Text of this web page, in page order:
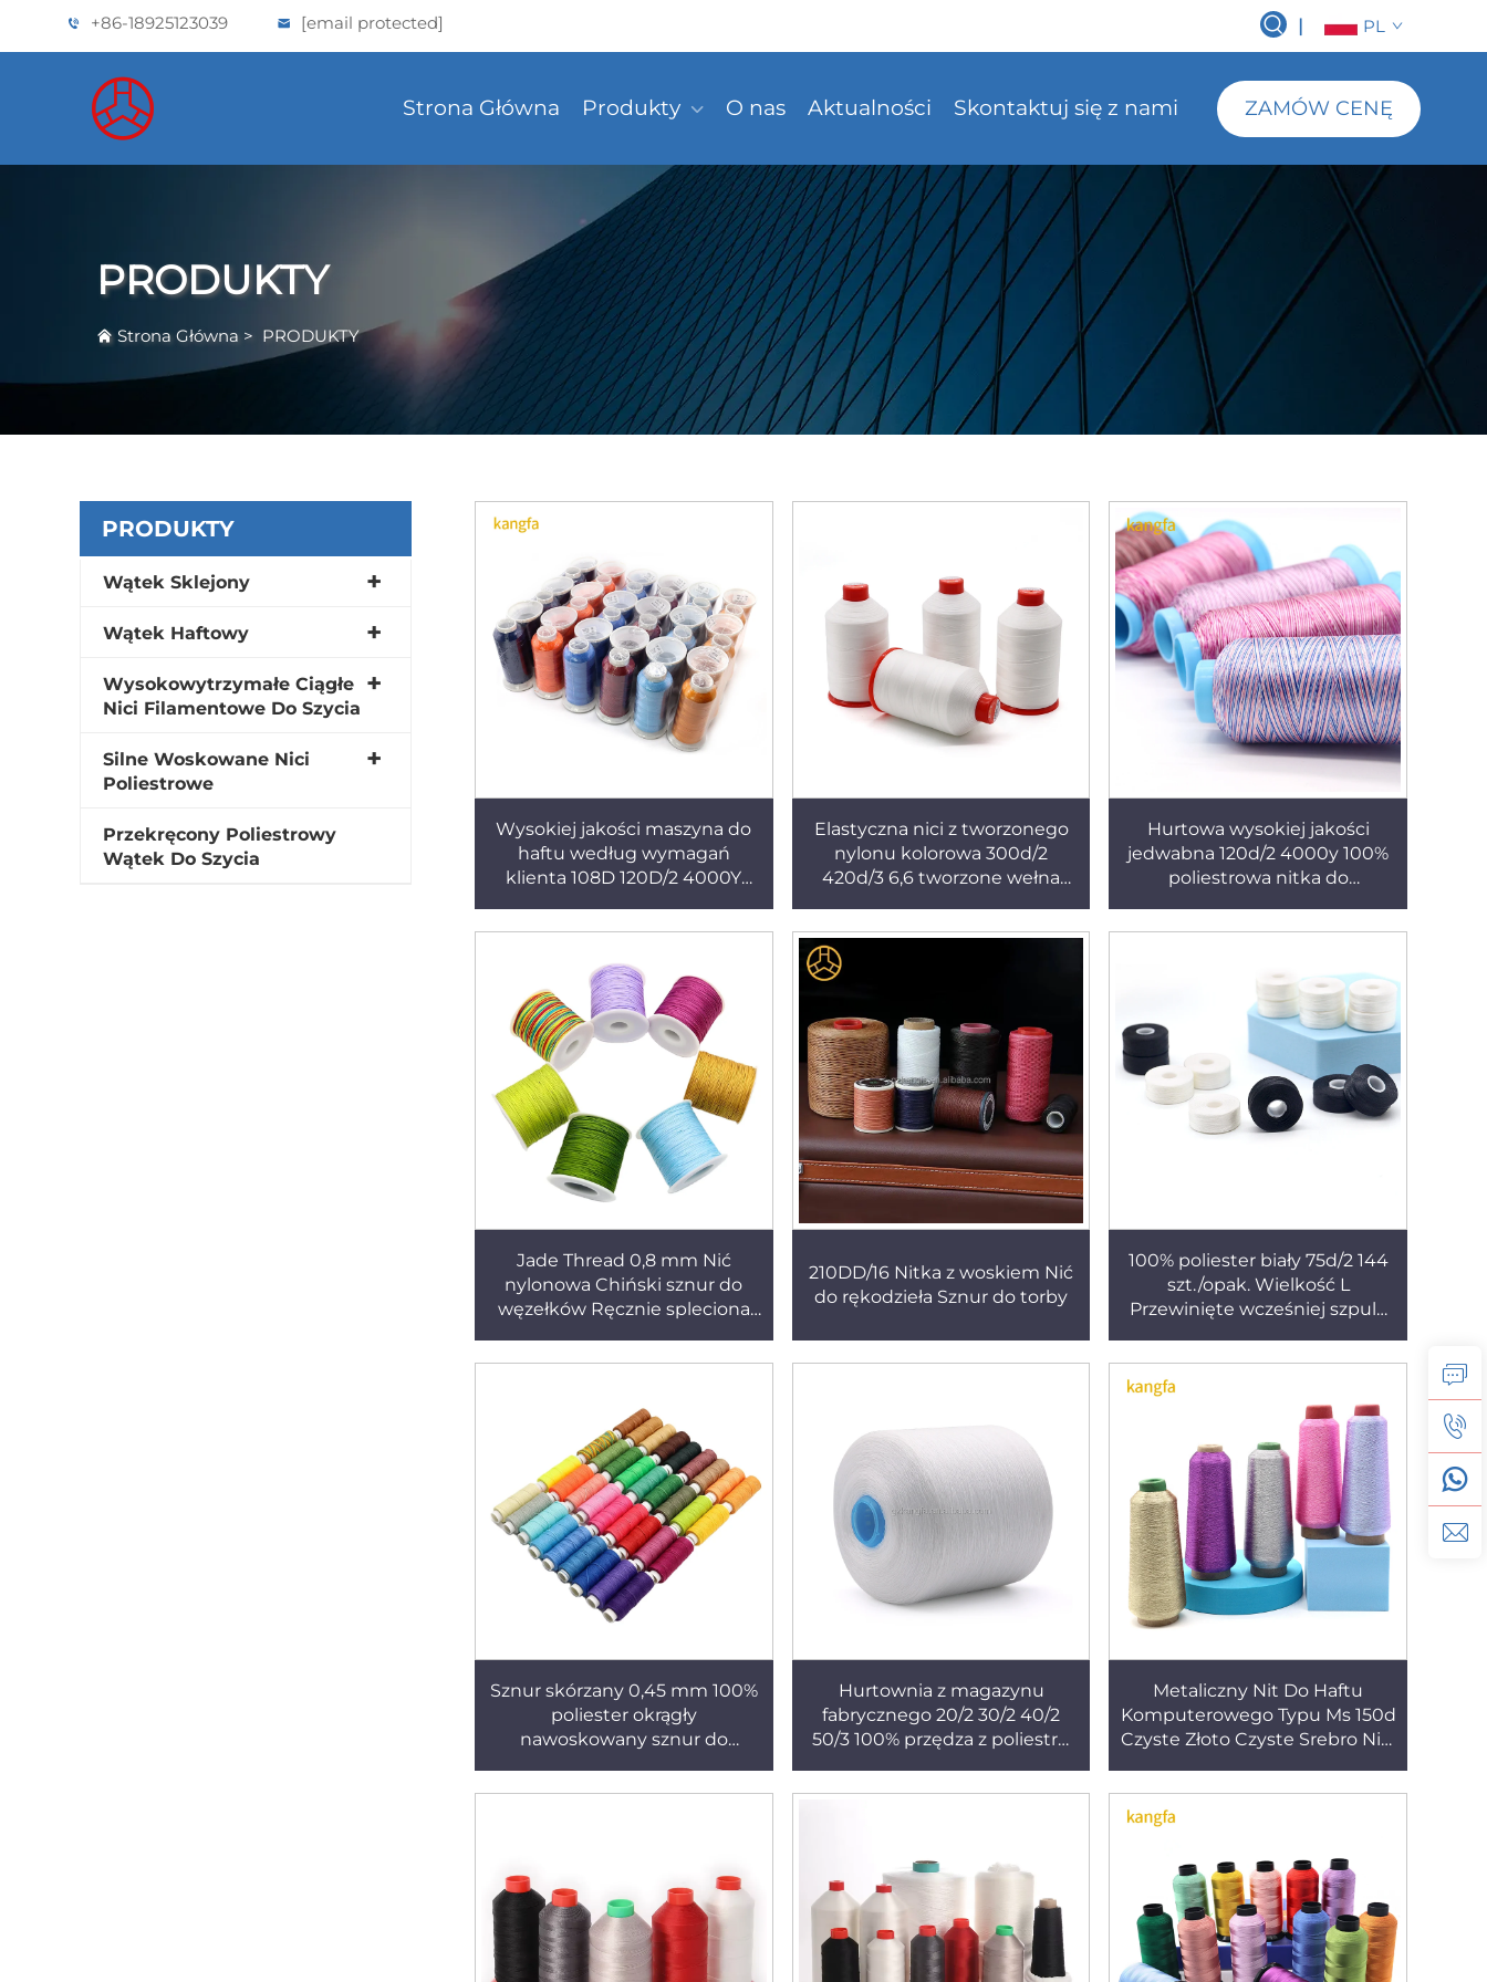
+86-18925123039 [email protected] | PL
Strona Główna Produkty O nas Aktualności Skontaktuj się z nami ZAMÓW CENĘ
PRODUKTY
Strona Główna > PRODUKTY
PRODUKTY
Wątek Sklejony
Wątek Haftowy
Wysokowytrzymałe Ciągłe
Nici Filamentowe Do Szycia
Silne Woskowane Nici
Poliestrowe
Przekręcony Poliestrowy
Wątek Do Szycia
Wysokiej jakości maszyna do
haftu według wymagań
klienta 108D 120D/2 4000Y
Elastyczna nici z tworzonego
nylonu kolorowa 300d/2
420d/3 6,6 tworzone wełna
szpuli po 250 g
Hurtowa wysokiej jakości
jedwabna 120d/2 4000y 100%
poliestrowa nitka do
Jade Thread 0,8 mm Nić
nylonowa Chiński sznur do
węzełków Ręcznie spleciona
210DD/16 Nitka z woskiem Nić
do rękodzieła Sznur do torby
100% poliester biały 75d/2 144
szt./opak. Wielkość L
Przewinięte wcześniej szpule
Sznur skórzany 0,45 mm 100%
poliester okrągły
nawoskowany sznur do
Hurtownia z magazynu
fabrycznego 20/2 30/2 40/2
50/3 100% przędza z poliestru
Metaliczny Nit Do Haftu
Komputerowego Typu Ms 150d
Czyste Złoto Czyste Srebro Nici